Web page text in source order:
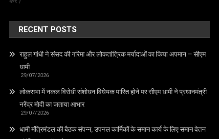
RECENT POSTS
राहुल गांधी ने संसद की गरिमा और लोकतांत्रिक मर्यादाओं का किया अपमान – सीएम
धामी
29/07/2026
लोकसभा में नकल विरोधी संशोधन विधेयक पारित होने पर सीएम धामी ने प्रधानमंत्री
नरेंद्र मोदी का जताया आभार
29/07/2026
धामी मंत्रिमंडल की बैठक संपन्न, उपनल कार्मिकों के समान कार्य के लिए समान वेतन